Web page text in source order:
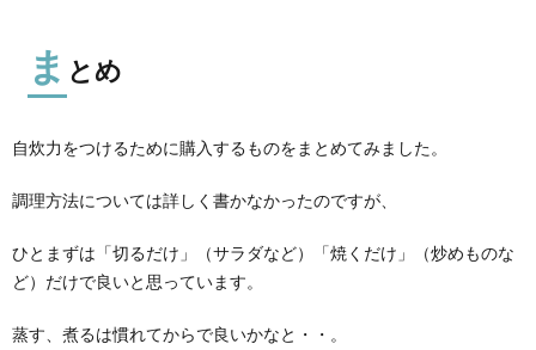
ま とめ
自炊力をつけるために購入するものをまとめてみました。
調理方法については詳しく書かなかったのですが、
ひとまずは「切るだけ」（サラダなど）「焼くだけ」（炒めものな
ど）だけで良いと思っています。
蒸す、煮るは慣れてからで良いかなと・・。